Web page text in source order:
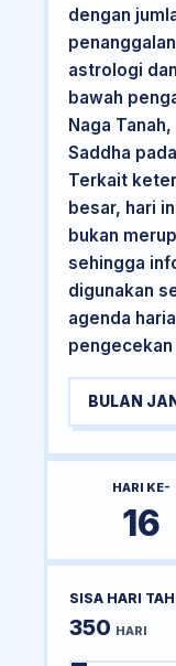
dengan
astrologi
bawah
Naga
Saddha
Terkait
besar, hari
bukan
sehingga
digunakan
agenda
BULAN
HARI KE-
16
SISA HARI
350 HARI